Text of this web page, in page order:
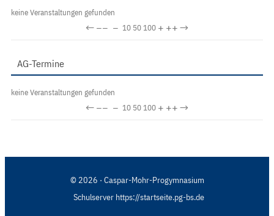
keine Veranstaltungen gefunden
←−− − 10 50100 + ++→
AG-Termine
keine Veranstaltungen gefunden
←−− − 10 50100 + ++→
© 2026 · Caspar-Mohr-Progymnasium
Schulserver https://startseite.pg-bs.de